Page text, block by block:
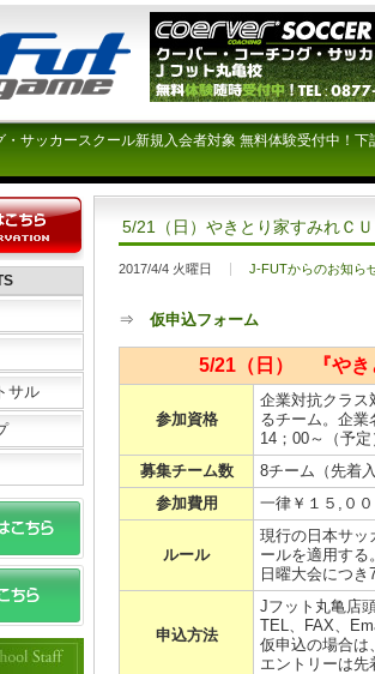
・サッカースクール新規入会者対象 無料体験受付中！
5/21（日）やきとり家すみれＣ
2017/4/4 火曜日 J-FUTからのお知ら
⇒ 仮申込フォーム
5/21（日） 『やき
参加資格
企業対抗クラ
るチーム。企業
14；00～（予
募集チーム数
8チーム（先着
参加費用
一律￥１５,０
ルール
現行の日本サッ
ールを適用する
日曜大会につ
申込方法
Jフット丸亀店
TEL、FAX、
仮申込の場合は
エントリーは
サル